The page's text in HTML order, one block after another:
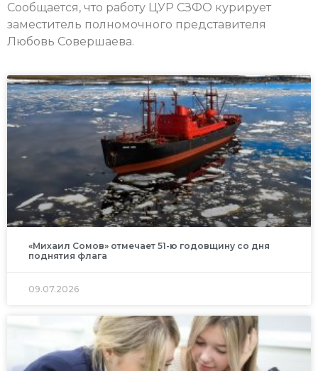
Сообщается, что работу ЦУР СЗФО курирует
заместитель полномочного представителя
Любовь Совершаева.
«Михаил Сомов» отмечает 51-ю годовщину со дня
поднятия флага
09.07.2026